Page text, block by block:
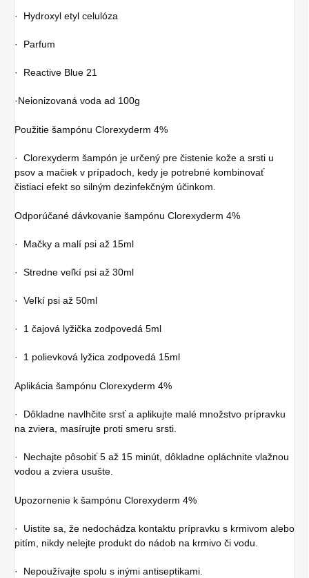
· Hydroxyl etyl celulóza
· Parfum
· Reactive Blue 21
·Neionizovaná voda ad 100g
Použitie šampónu Clorexyderm 4%
· Clorexyderm šampón je určený pre čistenie kože a srsti u
psov a mačiek v prípadoch, kedy je potrebné kombinovať
čistiaci efekt so silným dezinfekčným účinkom.
Odporúčané dávkovanie šampónu Clorexyderm 4%
· Mačky a malí psi až 15ml
· Stredne veľkí psi až 30ml
· Veľkí psi až 50ml
· 1 čajová lyžička zodpovedá 5ml
· 1 polievková lyžica zodpovedá 15ml
Aplikácia šampónu Clorexyderm 4%
· Dôkladne navlhčite srsť a aplikujte malé množstvo prípravku
na zviera, masírujte proti smeru srsti.
· Nechajte pôsobiť 5 až 15 minút, dôkladne opláchnite vlažnou
vodou a zviera usušte.
Upozornenie k šampónu Clorexyderm 4%
· Uistite sa, že nedochádza kontaktu prípravku s krmivom alebo
pitím, nikdy nelejte produkt do nádob na krmivo či vodu.
· Nepoužívajte spolu s inými antiseptikami.